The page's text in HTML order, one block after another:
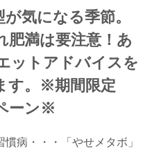
が気になる季節。
肥満は要注意！あ
ットアドバイスを
す。※期間限定
ーン※
病・・・「やせメタボ」